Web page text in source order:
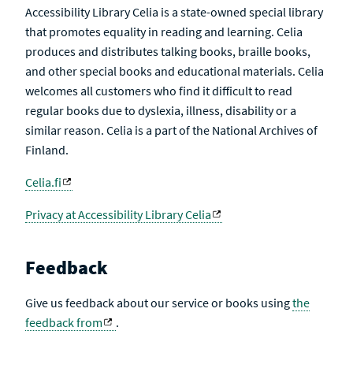
Accessibility Library Celia is a state-owned special library
that promotes equality in reading and learning. Celia
produces and distributes talking books, braille books,
and other special books and educational materials. Celia
welcomes all customers who find it difficult to read
regular books due to dyslexia, illness, disability or a
similar reason. Celia is a part of the National Archives of
Finland.
Celia.fi
Privacy at Accessibility Library Celia
Feedback
Give us feedback about our service or books usingthe
feedback from
.